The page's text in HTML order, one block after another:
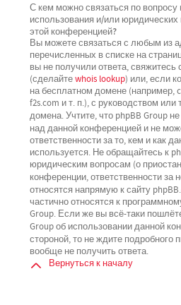
С кем можно связаться по вопросу
использования и/или
этой конференцией?
Вы можете связаться с любым из
перечисленных в списке на
вы не получили ответа,
(сделайтеwhois lookup) или, если
на бесплатном домене (например,
f2s.com и т. п.), с руководством
домена. Учтите, что phpBB Group
над данной конференциейи не
ответственности за то, кем и как
используется. Не обращайтесь к
юридическим вопросам (о
конференции, ответственности за
относятся напрямуюк сайту
частично относятся к
Group. Если же вы всё-таки
Group об использовании данной
стороной, то не ждите подробного
вообще не получить ответа.
Вернуться к началу